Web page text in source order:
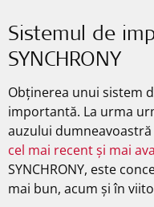
Sistemul de
SYNCHRONY
Obținerea unui sistem
importantă. La urma
auzului
cel mai recent și mai
SYNCHRONY, este
mai bun, acum și în